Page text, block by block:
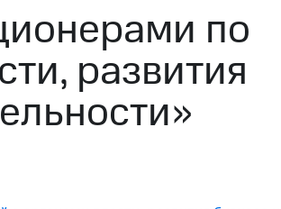
Комплаенс и деловая этика
по
развития